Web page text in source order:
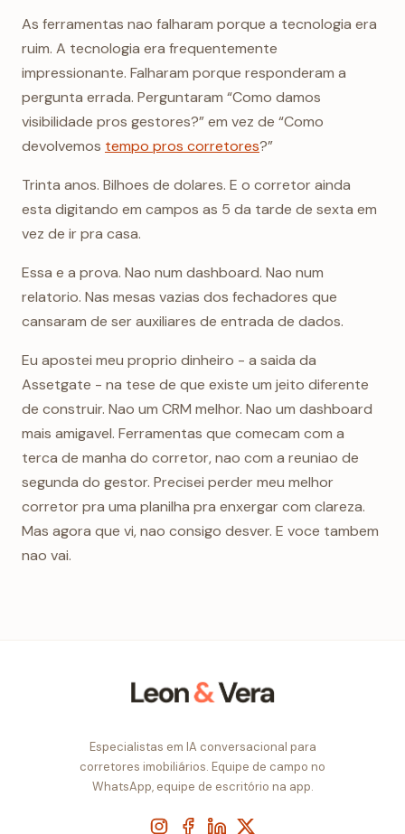
As ferramentas nao falharam porque a tecnologia era
ruim. A tecnologia era frequentemente
impressionante. Falharam porque responderam a
pergunta errada. Perguntaram “Como damos
visibilidade pros gestores?” em vez de “Como
devolvemos tempo pros corretores?”
Trinta anos. Bilhoes de dolares. E o corretor ainda
esta digitando em campos as 5 da tarde de sexta em
vez de ir pra casa.
Essa e a prova. Nao num dashboard. Nao num
relatorio. Nas mesas vazias dos fechadores que
cansaram de ser auxiliares de entrada de dados.
Eu apostei meu proprio dinheiro - a saida da
Assetgate - na tese de que existe um jeito diferente
de construir. Nao um CRM melhor. Nao um dashboard
mais amigavel. Ferramentas que comecam com a
terca de manha do corretor, nao com a reuniao de
segunda do gestor. Precisei perder meu melhor
corretor pra uma planilha pra enxergar com clareza.
Mas agora que vi, nao consigo desver. E voce tambem
nao vai.
Especialistas em IA conversacional para
corretores imobiliários. Equipe de campo no
WhatsApp, equipe de escritório na app.